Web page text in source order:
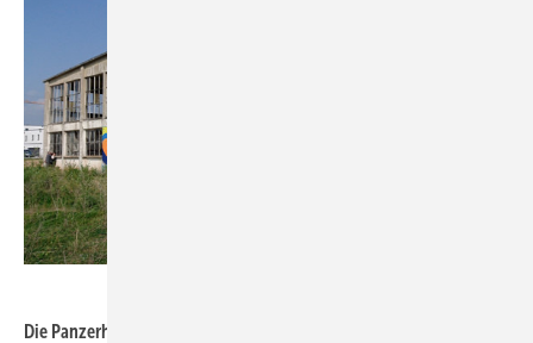
Die Panzerhalle vor Sanierungsbeginn: die Spuren langjährigen